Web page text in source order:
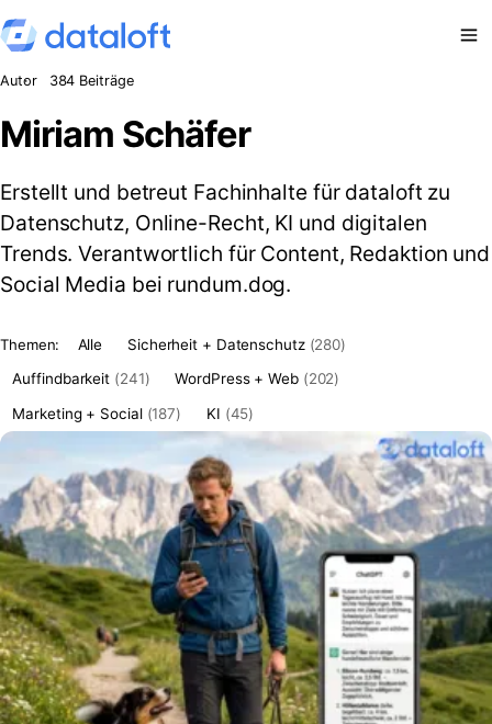
Zum Inhalt springen
Autor 384 Beiträge
Miriam Schäfer
Erstellt und betreut Fachinhalte für dataloft zu
Datenschutz, Online-Recht, KI und digitalen
Trends. Verantwortlich für Content, Redaktion und
Social Media bei rundum.dog.
Themen: Alle Sicherheit + Datenschutz (280)
Auffindbarkeit (241) WordPress + Web (202)
Marketing + Social (187) KI (45)